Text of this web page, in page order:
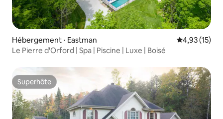
Hébergement ⋅ Eastman Évaluation
4,93 (15)
Le Pierre d'Orford | Spa | Piscine | Luxe | Boisé
Superhôte
Superhôte